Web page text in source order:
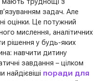
задач. Але
оцінки. Це потужний
мислення, аналітичних
рішення у будь-яких
навчити дитину
завдання – цілком
найдієвіші поради для